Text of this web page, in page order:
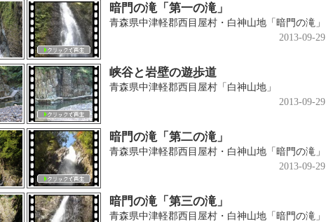
暗門の滝「第一の滝」
青森県中津軽郡西目屋村・白神山地「暗門の滝」
2013-09-29
峡谷と岩壁の遊歩道
青森県中津軽郡西目屋村「白神山地」
2013-09-29
暗門の滝「第二の滝」
青森県中津軽郡西目屋村・白神山地「暗門の滝」
2013-09-29
暗門の滝「第三の滝」
青森県中津軽郡西目屋村・白神山地「暗門の滝」